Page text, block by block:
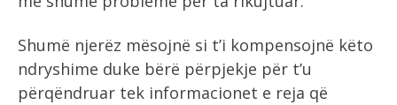
Shumë njerëz mësojnë si t’i kompensojnë këto
ndryshime duke bërë përpjekje për t’u
përqëndruar tek informacionet e reja që